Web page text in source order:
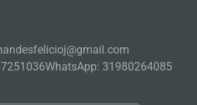
WhatsApp: 31980264085